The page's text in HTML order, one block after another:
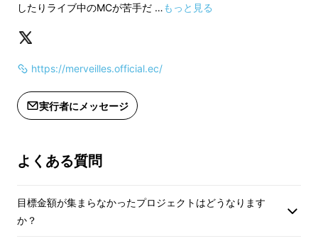
ンガ倉庫などのクラシカルな建造物、みなとみ
らいの洗練された街並み、横浜中華街などの活
したりライブ中のMCが苦手だ …もっと見る
https://merveilles.official.ec/
実行者にメッセージ
よくある質問
目標金額が集まらなかったプロジェクトはどうなります
か？